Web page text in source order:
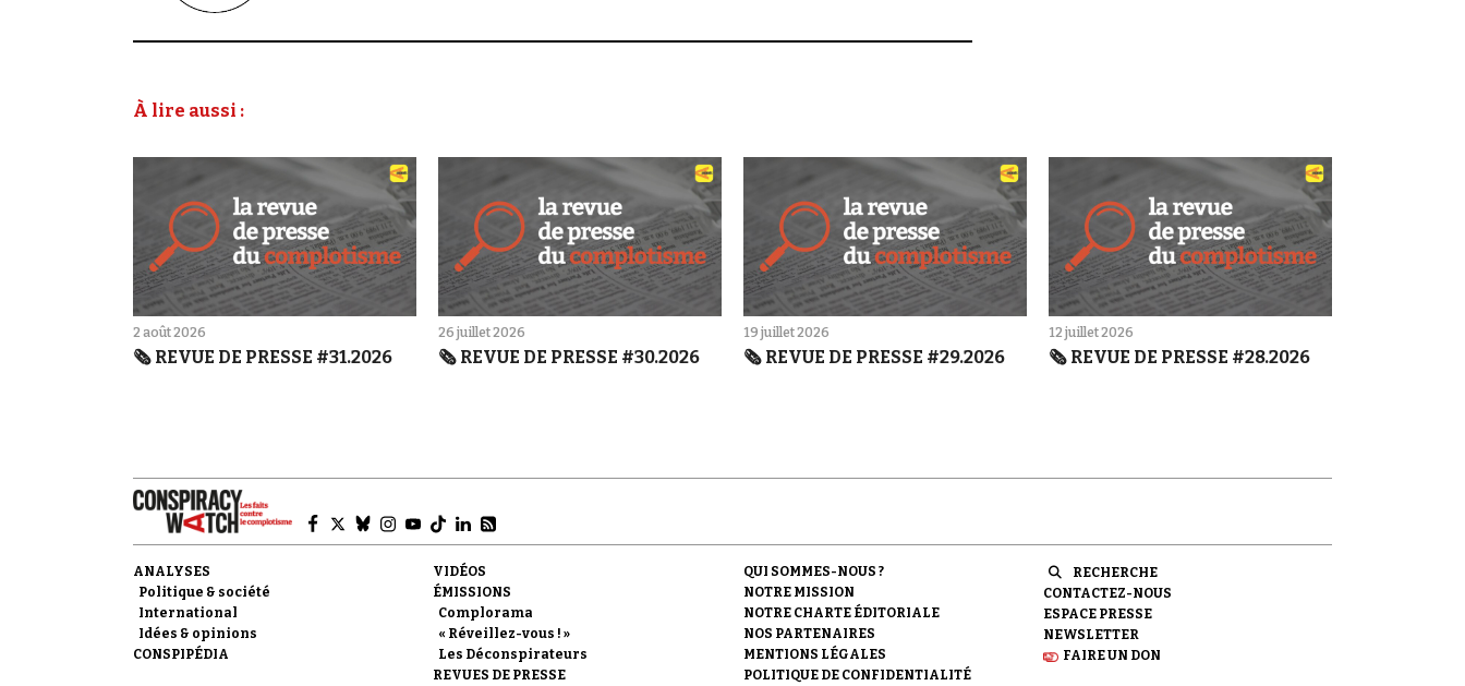
À lire aussi :
2 août 2026
🗞️ REVUE DE PRESSE #31.2026
26 juillet 2026
🗞️ REVUE DE PRESSE #30.2026
19 juillet 2026
🗞️ REVUE DE PRESSE #29.2026
12 juillet 2026
🗞️ REVUE DE PRESSE #28.2026
ANALYSES
Politique & société
International
Idées & opinions
CONSPIPÉDIA
VIDÉOS
ÉMISSIONS
Complorama
« Réveillez-vous ! »
Les Déconspirateurs
REVUES DE PRESSE
QUI SOMMES-NOUS ?
NOTRE MISSION
NOTRE CHARTE ÉDITORIALE
NOS PARTENAIRES
MENTIONS LÉGALES
POLITIQUE DE CONFIDENTIALITÉ
RECHERCHE
CONTACTEZ-NOUS
ESPACE PRESSE
NEWSLETTER
FAIRE UN DON